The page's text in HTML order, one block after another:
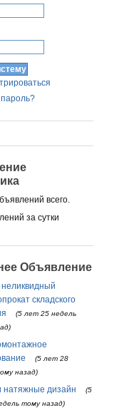
всего.
за сутки
Объявление
складского
(5 лет 25 недель
(5 лет 28
назад)
натяжные дизайн
(5
тому назад)